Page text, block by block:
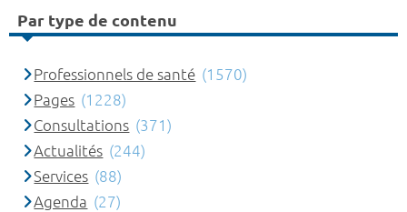
Par type de contenu
Professionnels de santé (1570)
Pages (1228)
Consultations (371)
Actualités (244)
Services (88)
Agenda (27)